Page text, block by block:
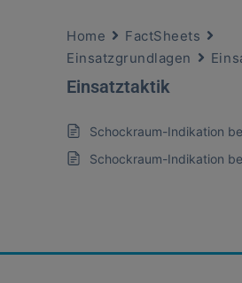
Home
FactSheets
Einsatzgrundlagen
Einsatztaktik
Schockraum-Indikation
Schockraum-Indikation